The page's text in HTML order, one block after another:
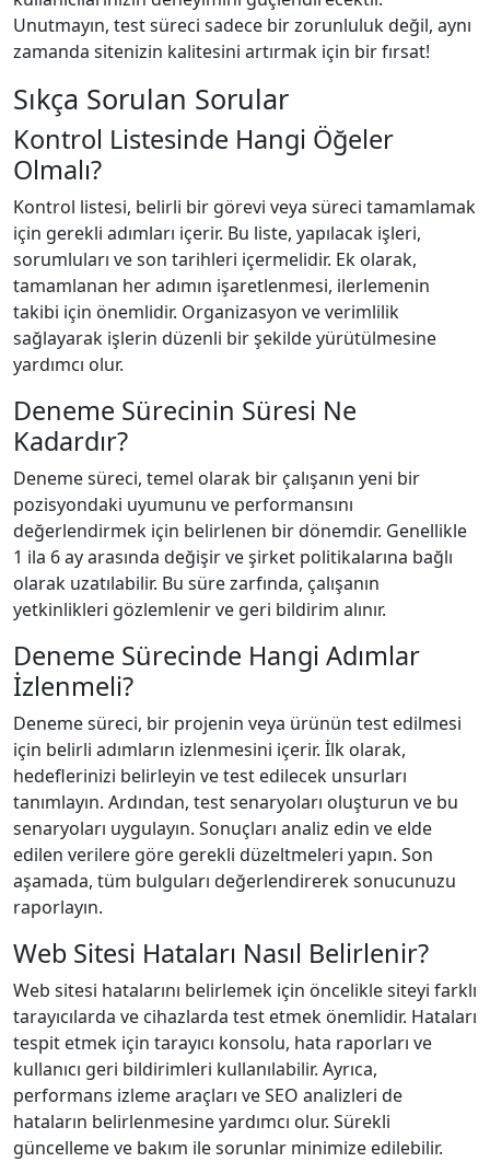
Unutmayın, test süreci sadece bir zorunluluk değil, aynı
zamanda sitenizin kalitesini artırmak için bir fırsat!
Sıkça Sorulan Sorular
Kontrol Listesinde Hangi Öğeler
Olmalı?
Kontrol listesi, belirli bir görevi veya süreci tamamlamak
için gerekli adımları içerir. Bu liste, yapılacak işleri,
sorumluları ve son tarihleri içermelidir. Ek olarak,
tamamlanan her adımın işaretlenmesi, ilerlemenin
takibi için önemlidir. Organizasyon ve verimlilik
sağlayarak işlerin düzenli bir şekilde yürütülmesine
yardımcı olur.
Deneme Sürecinin Süresi Ne
Kadardır?
Deneme süreci, temel olarak bir çalışanın yeni bir
pozisyondaki uyumunu ve performansını
değerlendirmek için belirlenen bir dönemdir. Genellikle
1 ila 6 ay arasında değişir ve şirket politikalarına bağlı
olarak uzatılabilir. Bu süre zarfında, çalışanın
yetkinlikleri gözlemlenir ve geri bildirim alınır.
Deneme Sürecinde Hangi Adımlar
İzlenmeli?
Deneme süreci, bir projenin veya ürünün test edilmesi
için belirli adımların izlenmesini içerir. İlk olarak,
hedeflerinizi belirleyin ve test edilecek unsurları
tanımlayın. Ardından, test senaryoları oluşturun ve bu
senaryoları uygulayın. Sonuçları analiz edin ve elde
edilen verilere göre gerekli düzeltmeleri yapın. Son
aşamada, tüm bulguları değerlendirerek sonucunuzu
raporlayın.
Web Sitesi Hataları Nasıl Belirlenir?
Web sitesi hatalarını belirlemek için öncelikle siteyi farklı
tarayıcılarda ve cihazlarda test etmek önemlidir. Hataları
tespit etmek için tarayıcı konsolu, hata raporları ve
kullanıcı geri bildirimleri kullanılabilir. Ayrıca,
performans izleme araçları ve SEO analizleri de
hataların belirlenmesine yardımcı olur. Sürekli
güncelleme ve bakım ile sorunlar minimize edilebilir.